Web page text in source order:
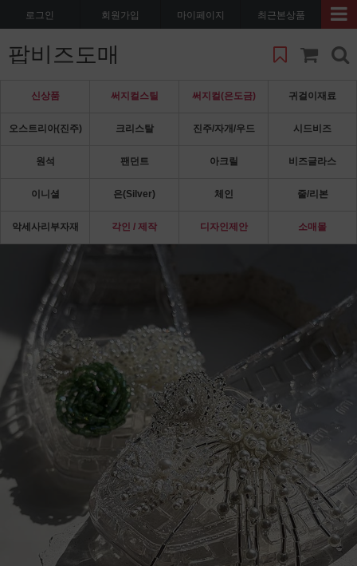
로그인 회원가입 마이페이지 최근본상품
팝비즈도매
신상품 써지컬스틸 써지컬(은도금) 귀걸이재료
오스트리아(진주) 크리스탈 진주/자개/우드 시드비즈
원석 팬던트 아크릴 비즈글라스
이니셜 은(Silver) 체인 줄/리본
악세사리부자재 각인 / 제작 디자인제안 소매몰